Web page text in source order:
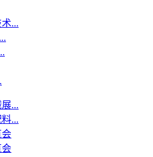
...
...
...
会
会